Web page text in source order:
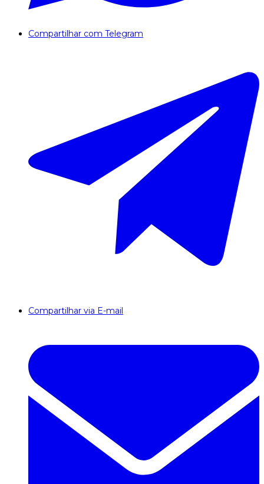
Compartilhar com Telegram
Compartilhar via E-mail